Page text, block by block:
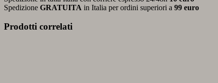
Spedizione GRATUITA in Italia per ordini superiori a 99 euro
Prodotti correlati